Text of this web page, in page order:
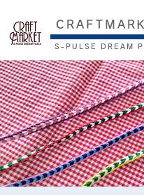
S-PULSE DREAM